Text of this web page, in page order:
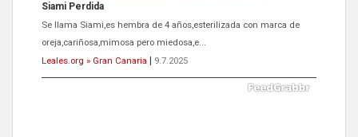
Siami Perdida
Se llama Siami,es hembra de 4 años,esterilizada con marca de
oreja,cariñosa,mimosa pero miedosa,e...
Leales.org » Gran Canaria
9.7.2025